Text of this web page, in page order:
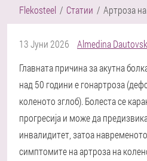
Flekosteel Статии Артроза
13 Јуни 2026
Almedina
Главната причина за акутна
над 50 години е гонартроза
коленото зглоб). Болеста се
прогресија и може да
инвалидитет, затоа
симптомите на артроза на